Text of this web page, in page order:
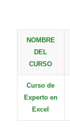
NOMBRE
DEL
CURSO
Curso de
Experto en
Excel